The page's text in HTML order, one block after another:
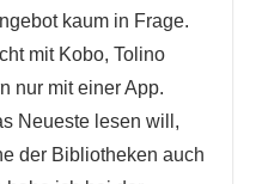
kaum in Frage.
mit Kobo, Tolino
nur mit einer App.
Neueste lesen will,
der Bibliotheken auch